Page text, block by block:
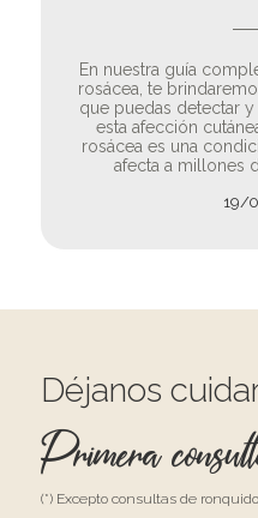
En nuestra guía
rosácea, te
que puedas detectar
esta afección
rosácea es una
afecta a millones
19/
Déjanos
Primera
(*) Excepto consultas de